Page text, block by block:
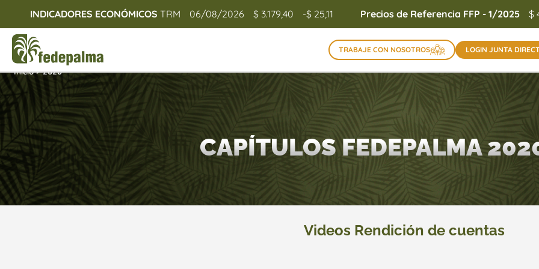
INDICADORES ECONÓMICOS TRM 06/08/2026 $ 3.179,40 -$ 25,11 Precios de Referencia FFP - 1/2025 $
TRABAJE CON NOSOTROS LOGIN JUNTA
Inicio>2020
CAPÍTULOS FEDEPALMA
Videos Rendición de cuentas